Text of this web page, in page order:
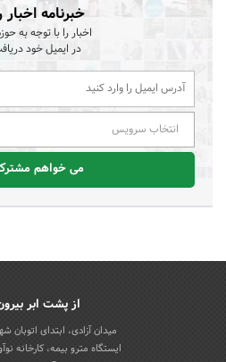
خبرنامه
اخبار را با توجه به
در ایمیل خود
انتخاب سرویس
می خواهم
از پشت ابر
میدان آزادی، ابتدای
ایستگاه مترو بیمه، کارخانه